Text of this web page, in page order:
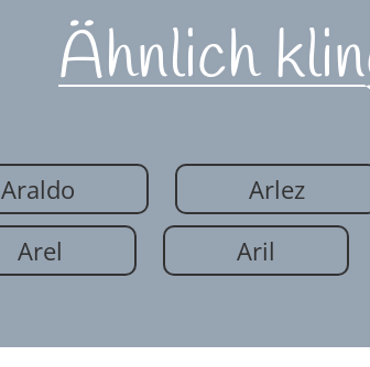
Ähnlich
Araldo Arlez
Arel
Aril